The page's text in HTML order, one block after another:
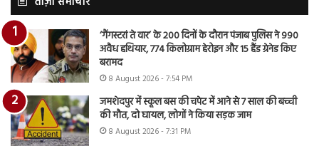
‘गैंगस्टरां ते वार’ के 200 दिनों के दौरान पंजाब पुलिस ने 990
अवैध हथियार, 774 किलोग्राम हेरोइन और 15 हैंड ग्रेनेड किए
बरामद
8 August 2026 - 7:54 PM
जमशेदपुर में स्कूल बस की चपेट में आने से 7 साल की बच्ची
की मौत, दो घायल, लोगों ने किया सड़क जाम
8 August 2026 - 7:31 PM